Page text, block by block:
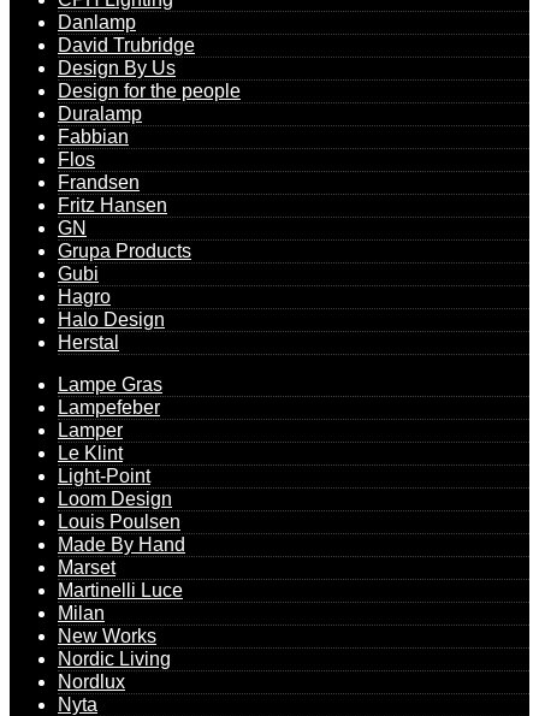
Danlamp
David Trubridge
Design By Us
Design for the people
Duralamp
Fabbian
Flos
Frandsen
Fritz Hansen
GN
Grupa Products
Gubi
Hagro
Halo Design
Herstal
Lampe Gras
Lampefeber
Lamper
Le Klint
Light-Point
Loom Design
Louis Poulsen
Made By Hand
Marset
Martinelli Luce
Milan
New Works
Nordic Living
Nordlux
Nyta